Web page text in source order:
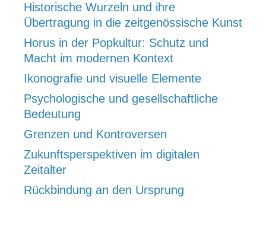
Historische Wurzeln und ihre
Übertragung in die zeitgenössische Kunst
Horus in der Popkultur: Schutz und
Macht im modernen Kontext
Ikonografie und visuelle Elemente
Psychologische und gesellschaftliche
Bedeutung
Grenzen und Kontroversen
Zukunftsperspektiven im digitalen
Zeitalter
Rückbindung an den Ursprung